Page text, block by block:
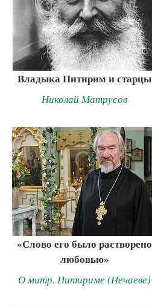
Владыка Питирим и старцы
Николай Матрусов
«Слово его было растворено
любовью»
О митр. Питириме (Нечаеве)